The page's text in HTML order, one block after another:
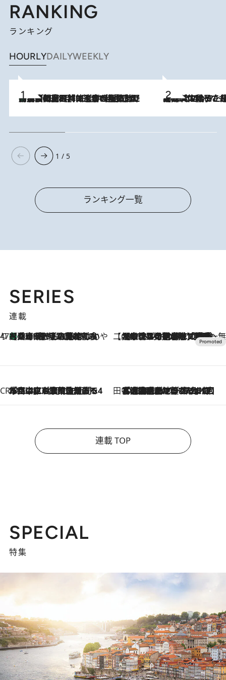
RANKING
ランキング
HOURLYDAILYWEEKLY
2026.8.8
「最後に見られてよかった」上野動物園の東園パンダ舎が解体前に特別公開。8月16日まで延長されたパネル展と共に辿る“半世紀”のパンダ飼育《解体工事の図面あり》 2026.8.5
【阿川佐和子さんの年とる力】なぜ70代で始めた趣味は“こんなに楽しい”のか？ ピアノ、俳句…スランプに陥っても続けられる“ある秘訣”とは
1 / 5
ランキング一覧
SERIES
連載
47都道府県の手みやげ ひんやりスイーツで夏を満喫
2026.8.8
【兵庫県】この夏絶対食べたい 冷やしておいしいおやつ3選 淡路島の恵みをジェラートに集約 【CREA×星野リゾート】唯一無二。癒しと発見が待つ場所へ
2026.8.7
【トンボの足水浴】ヒノキの香りに包まれて涼感マックス！約13℃の湧水かけ流しを避暑地「星野温泉 トンボの湯」で体験
CREA'S CHOICE
2026.8.7
「立川にも歌舞伎があるんだよ」 片岡仁左衛門・市川中車ら豪華座組みで4年目の立川立飛歌舞伎へ 田中稲の勝手に再ブーム
2026.8.7
「湘南乃風に憧れて」観客大盛上がりの“タオル回し”に、ラッパー顔負けの高速歌唱まで…さだまさし（74）のアグレッシブすぎる現在地
連載 TOP
SPECIAL
特集